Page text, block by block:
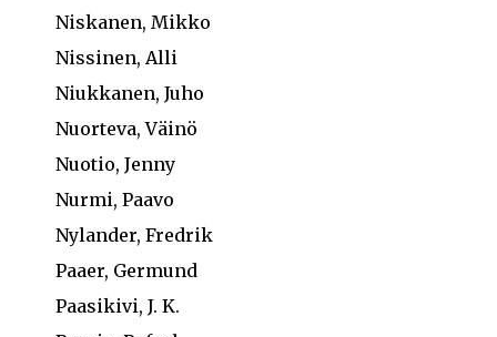
Niskanen, Mikko
Nissinen, Alli
Niukkanen, Juho
Nuorteva, Väinö
Nuotio, Jenny
Nurmi, Paavo
Nylander, Fredrik
Paaer, Germund
Paasikivi, J. K.